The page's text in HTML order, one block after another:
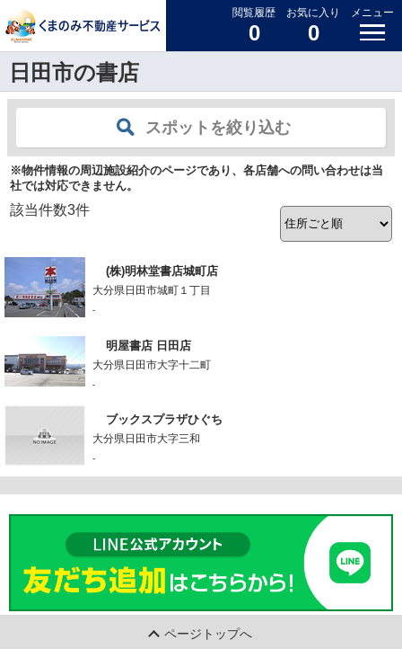
閲覧履歴
0
お気に入り
0
メニュー
日田市の書店
スポットを絞り込む
※物件情報の周辺施設紹介のページであり、各店舗への問い合わせは当
社では対応できません。
該当件数3件
(株)明林堂書店城町店
大分県日田市城町１丁目
-
明屋書店 日田店
大分県日田市大字十二町
-
ブックスプラザひぐち
大分県日田市大字三和
-
ページトップへ